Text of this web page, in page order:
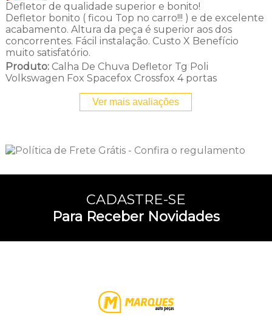
Defletor de qualidade superior e bonito!
Defletor bonito ( ficou Top no carro!!! ) e de excelente
acabamento. Altura da peça é superior aos dos
concorrentes. Fácil instalação. Custo X Benefício
muito satisfatório.
Produto:Calha De Chuva Defletor Tg Poli
Volkswagen Fox Spacefox Crossfox 4 portas
Ver mais avaliações
CADASTRE-SE
Para Receber Novidades